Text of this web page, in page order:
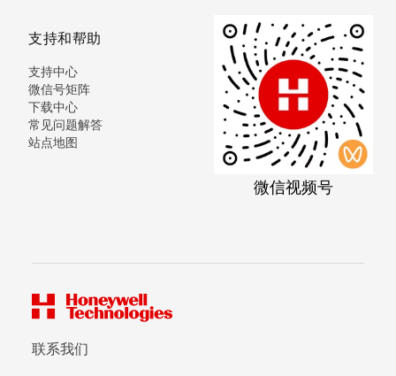
支持和帮助
支持中心
微信号矩阵
下载中心
常见问题解答
站点地图
微信视频号
联系我们